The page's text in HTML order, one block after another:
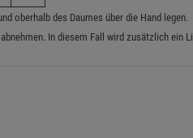
oberhalb des Daumes über die Hand legen.
In diesem Fall wird zusätzlich ein